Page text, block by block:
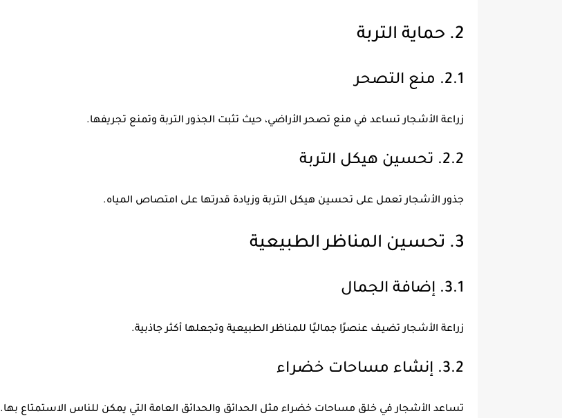
2. حماية التربة
2.1. منع التصحر
زراعة الأشجار تساعد في منع تصحر الأراضي، حيث تثبت الجذور التربة وتمنع تجريفها.
2.2. تحسين هيكل التربة
جذور الأشجار تعمل على تحسين هيكل التربة وزيادة قدرتها على امتصاص المياه.
3. تحسين المناظر الطبيعية
3.1. إضافة الجمال
زراعة الأشجار تضيف عنصرًا جماليًا للمناظر الطبيعية وتجعلها أكثر جاذبية.
3.2. إنشاء مساحات خضراء
تساعد الأشجار في خلق مساحات خضراء مثل الحدائق والحدائق العامة التي يمكن للناس الاستمتاع بها.